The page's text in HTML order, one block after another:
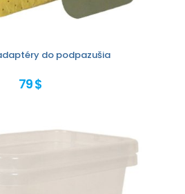
do podpazušia
79 $